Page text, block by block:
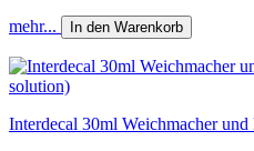
mehr... In den Warenkorb
Interdecal 30ml Weichmacher